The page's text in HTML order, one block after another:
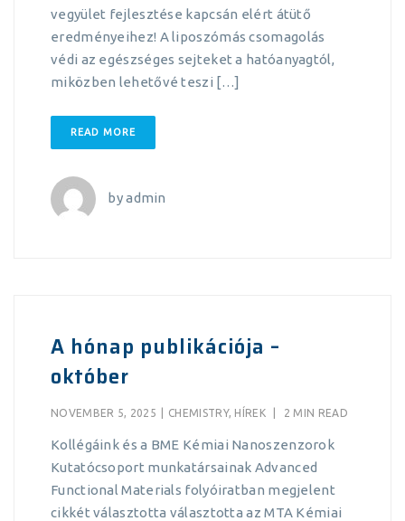
vegyület fejlesztése kapcsán elért átütő
eredményeihez! A liposzómás csomagolás
védi az egészséges sejteket a hatóanyagtól,
miközben lehetővé teszi […]
READ MORE
byadmin
A hónap publikációja –
október
NOVEMBER 5, 2025 CHEMISTRY, HÍREK 2 MIN READ
Kollégáink és a BME Kémiai Nanoszenzorok
Kutatócsoport munkatársainak Advanced
Functional Materials folyóiratban megjelent
cikkét választotta választotta az MTA Kémiai